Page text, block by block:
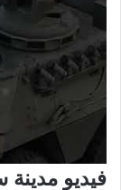
فيديو مدينة سبتة